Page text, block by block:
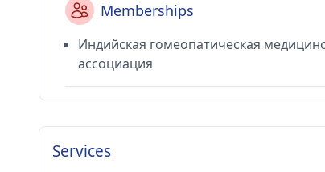
Memberships
Индийская гомеопатическая
ассоциация
Services